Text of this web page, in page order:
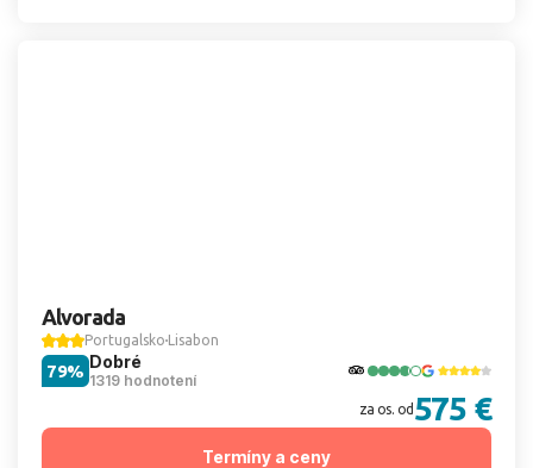
Alvorada
Portugalsko Lisabon
Dobré
1319 hodnotení
79%
za os. od 575 €
Termíny a ceny